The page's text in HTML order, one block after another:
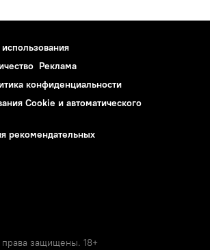
Реклама
конфиденциальности
Cookie и автоматического
рекомендательных
защищены. 18+